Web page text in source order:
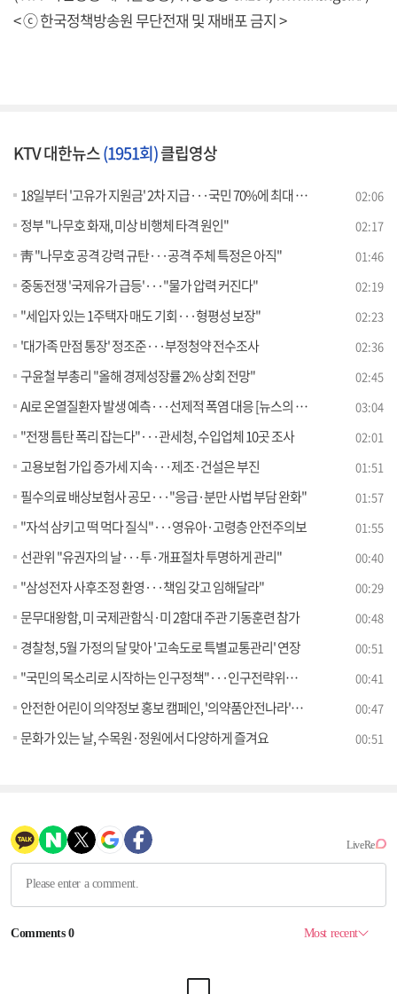
< ⓒ 한국정책방송원 무단전재 및 재배포 금지 >
KTV 대한뉴스(1951회)클립영상
18일부터 '고유가 지원금' 2차 지급···국민 70%에 최대 25만원 02:06
정부 "나무호 화재, 미상 비행체 타격 원인" 02:17
靑 "나무호 공격 강력 규탄···공격 주체 특정은 아직" 01:46
중동전쟁 '국제유가 급등'···"물가 압력 커진다" 02:19
"세입자 있는 1주택자 매도 기회···형평성 보장" 02:23
'대가족 만점 통장' 정조준···부정청약 전수조사 02:36
구윤철 부총리 "올해 경제성장률 2% 상회 전망" 02:45
AI로 온열질환자 발생 예측···선제적 폭염 대응 [뉴스의 맥] 03:04
"전쟁 틈탄 폭리 잡는다"···관세청, 수입업체 10곳 조사 02:01
고용보험 가입 증가세 지속···제조·건설은 부진 01:51
필수의료 배상보험사 공모···"응급·분만 사법 부담 완화" 01:57
"자석 삼키고 떡 먹다 질식"···영유아·고령층 안전주의보 01:55
선관위 "유권자의 날···투·개표절차 투명하게 관리" 00:40
"삼성전자 사후조정 환영···책임 갖고 임해달라" 00:29
문무대왕함, 미 국제관함식·미 2함대 주관 기동훈련 참가 00:48
경찰청, 5월 가정의 달 맞아 '고속도로 특별교통관리' 연장 00:51
"국민의 목소리로 시작하는 인구정책"···인구전략위원회 출범 앞두고 '대국민 공모전' 개최 00:41
안전한 어린이 의약정보 홍보 캠페인, '의약품안전나라'에서 참여하세요 00:47
문화가 있는 날, 수목원·정원에서 다양하게 즐겨요 00:51